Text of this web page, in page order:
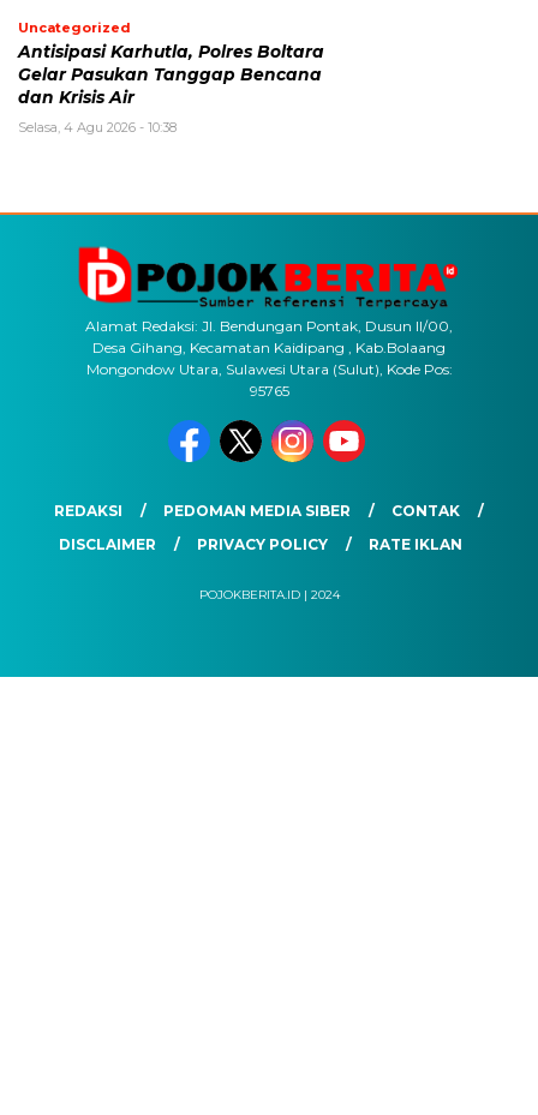
Uncategorized
Antisipasi Karhutla, Polres Boltara
Gelar Pasukan Tanggap Bencana
dan Krisis Air
Selasa, 4 Agu 2026 - 10:38
Alamat Redaksi: Jl. Bendungan Pontak, Dusun II/00,
Desa Gihang, Kecamatan Kaidipang , Kab.Bolaang
Mongondow Utara, Sulawesi Utara (Sulut), Kode Pos:
95765
REDAKSI PEDOMAN MEDIA SIBER
CONTAK
DISCLAIMER
PRIVACY POLICY RATE IKLAN
POJOKBERITA.ID | 2024